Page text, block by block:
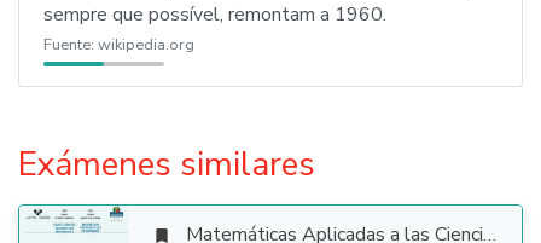
sempre que possível, remontam a 1960.
Fuente: wikipedia.org
Exámenes similares
 Matemáticas Aplicadas a las Ciencias Sociales